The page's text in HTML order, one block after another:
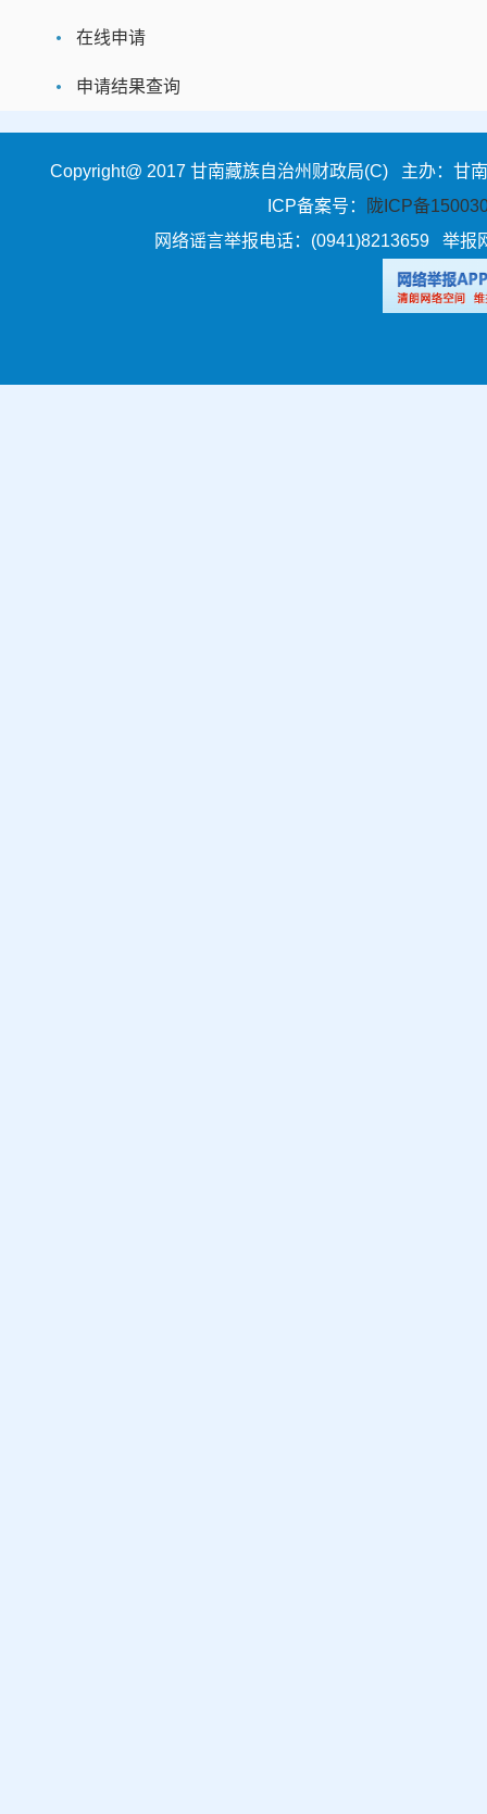
在线申请
申请结果查询
Copyright@ 2017 甘南藏族自治州财政局(C) 主办：甘
ICP备案号 ：
陇ICP备
网络谣言举报电话：(0941)8213659
举报